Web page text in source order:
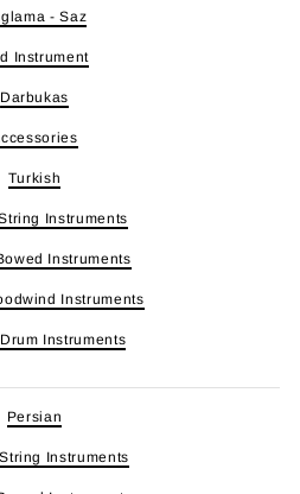
- Saz
Instrument
Darbukas
Turkish
Instruments
Instruments
Instruments
Instruments
Persian
Instruments